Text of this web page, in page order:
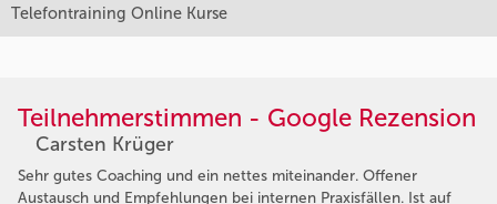
Telefontraining Online Kurse
Teilnehmerstimmen - Google Rezension
Carsten Krüger
Sehr gutes Coaching und ein nettes miteinander. Offener
Austausch und Empfehlungen bei internen Praxisfällen. Ist auf